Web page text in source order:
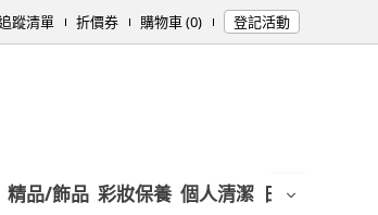
蹤清單 折價券 購物車 (0) 登記活動
精品/飾品 彩妝保養 個人清潔 日用/紙品